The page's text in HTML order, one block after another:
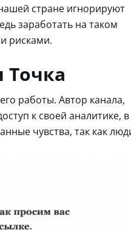
стране игнорируют
заработать на таком
рисками.
Точка
работы. Автор канала,
к своей аналитике, в
чувства, так как